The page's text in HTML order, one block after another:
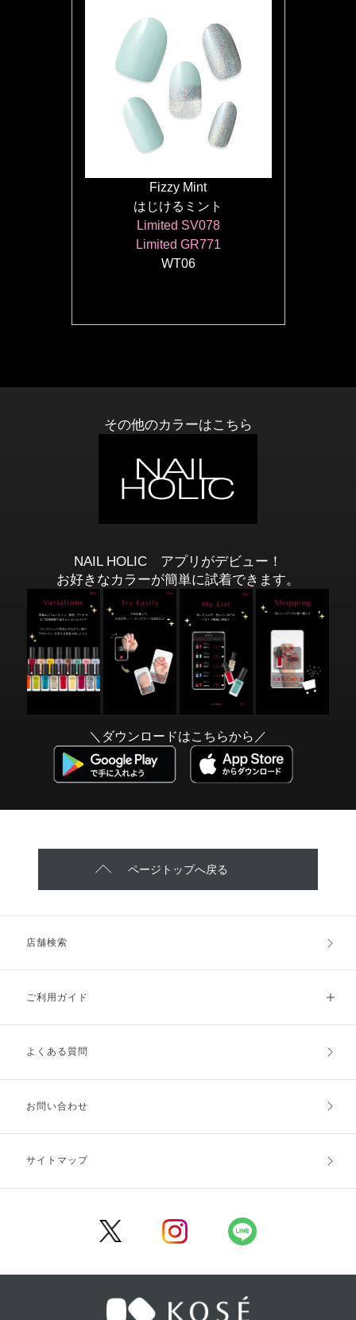
Fizzy Mint
はじけるミント
Limited SV078
Limited GR771
WT06
その他のカラーはこちら
NAIL HOLIC アプリがデビュー！
お好きなカラーが簡単に試着できます。
＼ダウンロードはこちらから／
ページトップへ戻る
店舗検索
ご利用ガイド
ご利用ガイドトップ
お支払方法
キャンセル・返品・交換
よくある質問
お問い合わせ
サイトマップ